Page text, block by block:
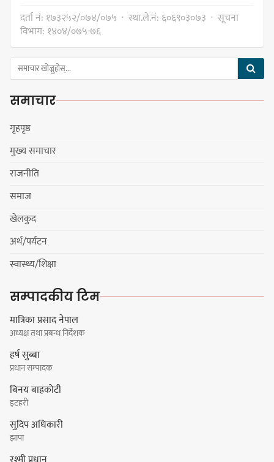
धरान उपमहानगरपालिकाको नगरसभा
शोक बिदाको कारण स्थगित
दर्ता नं: १७३२५२/०७४/०७५ · स्था.ले.नं: ६०६९०३०७३ · सूचना
विभाग: १४०४/०७५-७६
समाचार
गृहपृष्ठ
मुख्य समाचार
राजनीति
समाज
खेलकुद
अर्थ/पर्यटन
स्वास्थ्य/शिक्षा
सम्पादकीय टिम
मात्रिका प्रसाद नेपाल
अध्यक्ष तथा प्रबन्ध निर्देशक
हर्ष सुब्बा
प्रधान सम्पादक
बिनय बाह्रकोटी
इटहरी
सुदिप अधिकारी
झापा